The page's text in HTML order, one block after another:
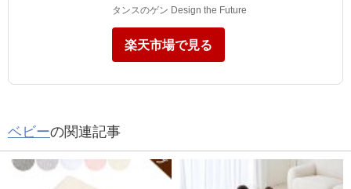
タンスのゲン Design the Future
楽天市場で見る
ベビーの関連記事